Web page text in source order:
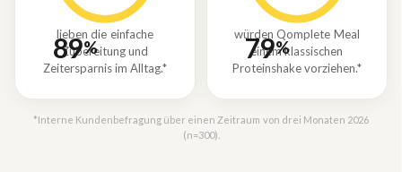
89%
lieben die einfache
Zubereitung und
Zeitersparnis im Alltag.*
79%
würden Qomplete Meal
einem klassischen
Proteinshake vorziehen.*
*Interne Kundenbefragung über einen Zeitraum von drei Monaten 2026
(n=300).